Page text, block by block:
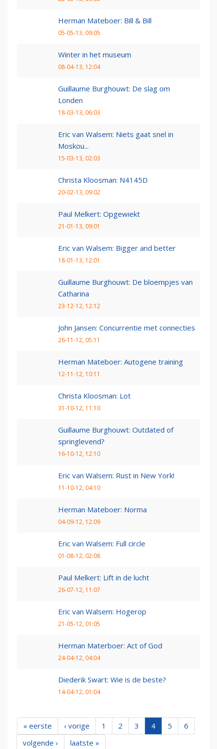
Herman Mateboer: Bill & Bill
05-05-13, 09:05
Winter in het museum
08-04-13, 12:04
Guillaume Burghouwt: De slag om
Londen
18-03-13, 06:03
Eric van Walsem: Niets gaat snel in
Moskou...
15-03-13, 02:03
Christa Kloosman: N4145D
20-02-13, 09:02
Paul Melkert: Opgewiekt
21-01-13, 09:01
Eric van Walsem: Bigger and better
18-01-13, 12:01
Guillaume Burghouwt: De bloempjes van
Catharina
23-12-12, 12:12
John Jansen: Concurrentie met connecties
26-11-12, 05:11
Herman Mateboer: Autogene training
12-11-12, 10:11
Christa Kloosman: Lot
31-10-12, 11:10
Guillaume Burghouwt: Outdated of
springlevend?
16-10-12, 12:10
Eric van Walsem: Rust in New York!
11-10-12, 04:10
Herman Mateboer: Norma
04-09-12, 12:09
Eric van Walsem: Full circle
01-08-12, 02:08
Paul Melkert: Lift in de lucht
26-07-12, 11:07
Eric van Walsem: Hogerop
21-05-12, 01:05
Herman Materboer: Act of God
24-04-12, 04:04
Diederik Swart: Wie is de beste?
14-04-12, 01:04
« eerste ‹ vorige 1 2 3 4 5
6
volgende ›
laatste »